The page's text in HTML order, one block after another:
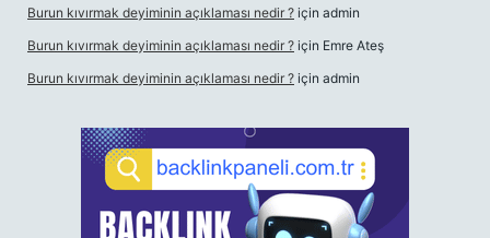
Burun kıvırmak deyiminin açıklaması nedir ? için admin
Burun kıvırmak deyiminin açıklaması nedir ? için Emre Ateş
Burun kıvırmak deyiminin açıklaması nedir ? için admin